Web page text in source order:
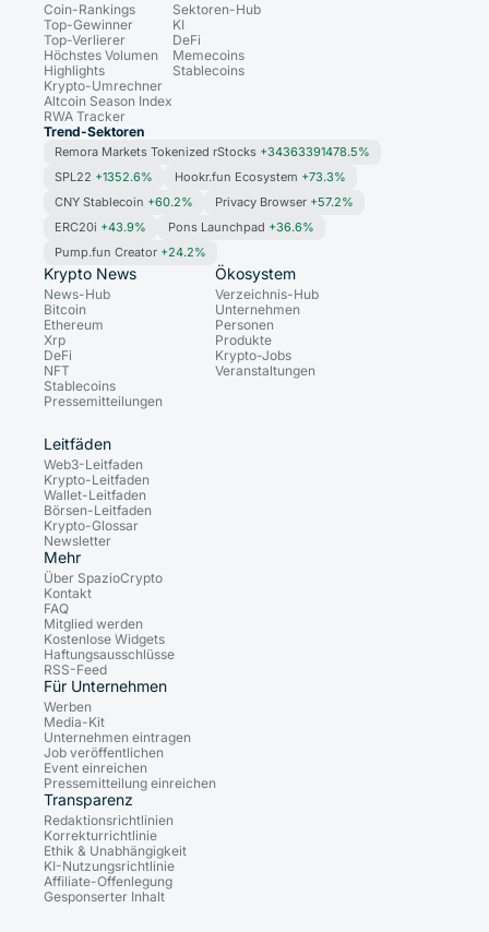
Coin-Rankings
Top-Gewinner
Top-Verlierer
Höchstes Volumen
Highlights
Krypto-Umrechner
Altcoin Season Index
RWA Tracker
Sektoren-Hub
KI
DeFi
Memecoins
Stablecoins
Trend-Sektoren
Remora Markets Tokenized rStocks +34363391478.5%
SPL22 +1352.6% Hookr.fun Ecosystem +73.3%
CNY Stablecoin +60.2% Privacy Browser +57.2%
ERC20i +43.9% Pons Launchpad +36.6%
Pump.fun Creator +24.2%
Krypto News
News-Hub
Bitcoin
Ethereum
Xrp
DeFi
NFT
Stablecoins
Pressemitteilungen
Ökosystem
Verzeichnis-Hub
Unternehmen
Personen
Produkte
Krypto-Jobs
Veranstaltungen
Leitfäden
Web3-Leitfaden
Krypto-Leitfaden
Wallet-Leitfaden
Börsen-Leitfaden
Krypto-Glossar
Newsletter
Mehr
Über SpazioCrypto
Kontakt
FAQ
Mitglied werden
Kostenlose Widgets
Haftungsausschlüsse
RSS-Feed
Für Unternehmen
Werben
Media-Kit
Unternehmen eintragen
Job veröffentlichen
Event einreichen
Pressemitteilung einreichen
Transparenz
Redaktionsrichtlinien
Korrekturrichtlinie
Ethik & Unabhängigkeit
KI-Nutzungsrichtlinie
Affiliate-Offenlegung
Gesponserter Inhalt